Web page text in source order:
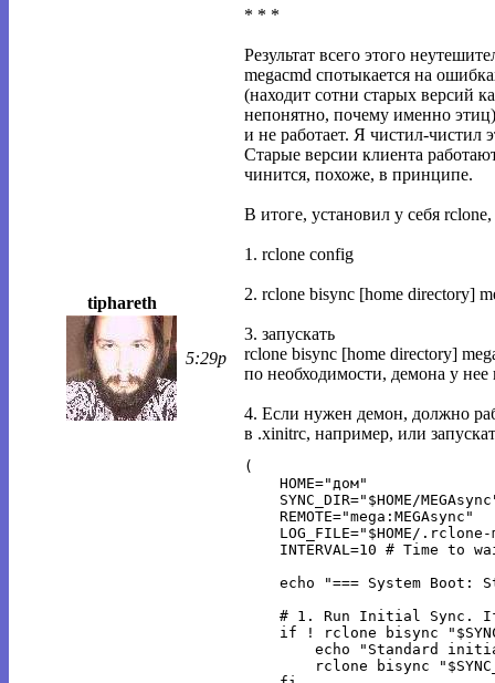
tiphareth
5:29p
* * *
Результат всего этого
megacmd спотыкается на
(находит сотни старых версий
непонятно, почему именно
и не работает. Я чистил-чистил
Старые версии клиента
чинится, похоже, в принципе.
В итоге, установил у себя
1. rclone config
2. rclone bisync [home directory]
3. запускать
rclone bisync [home directory]
по необходимости, демона у нее
4. Если нужен демон, должно
в .xinitrc, например, или
(
    HOME="дом"
SYNC_DIR="$HOME/
    REMOTE="mega:MEGAsync"
LOG_FILE="$HOME/
INTERVAL=10 # Time to
echo "=== System Boot:
# 1. Run Initial Sync.
if ! rclone bisync
echo "Standard
rclone bisync